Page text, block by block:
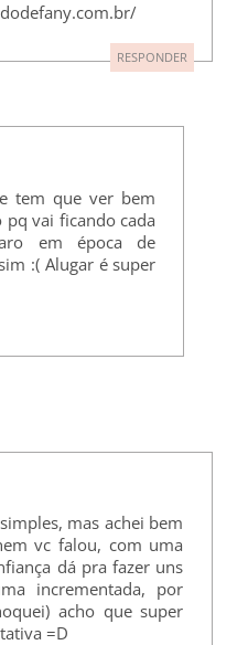
RESPONDER
tem que ver bem
pq vai ficando cada
em época de
:( Alugar é super
mas achei bem
vc falou, com uma
dá pra fazer uns
incrementada, por
acho que super
=D